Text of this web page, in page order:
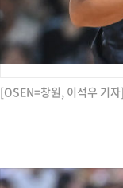
[OSEN=창원, 이석우 기